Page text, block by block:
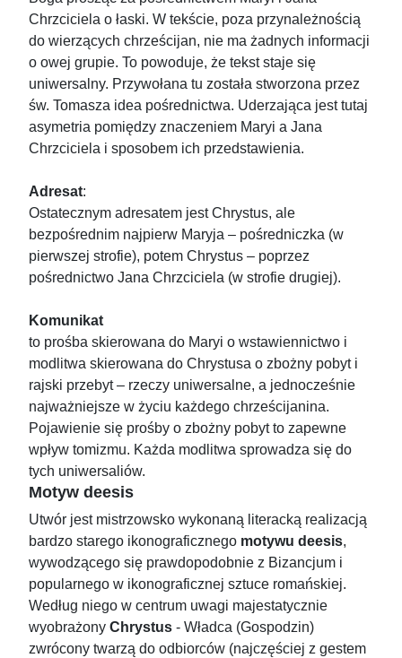
Chrzciciela o łaski. W tekście, poza przynależnością
do wierzących chrześcijan, nie ma żadnych informacji
o owej grupie. To powoduje, że tekst staje się
uniwersalny. Przywołana tu została stworzona przez
św. Tomasza idea pośrednictwa. Uderzająca jest tutaj
asymetria pomiędzy znaczeniem Maryi a Jana
Chrzciciela i sposobem ich przedstawienia.
Adresat:
Ostatecznym adresatem jest Chrystus, ale
bezpośrednim najpierw Maryja – pośredniczka (w
pierwszej strofie), potem Chrystus – poprzez
pośrednictwo Jana Chrzciciela (w strofie drugiej).
Komunikat
to prośba skierowana do Maryi o wstawiennictwo i
modlitwa skierowana do Chrystusa o zbożny pobyt i
rajski przebyt – rzeczy uniwersalne, a jednocześnie
najważniejsze w życiu każdego chrześcijanina.
Pojawienie się prośby o zbożny pobyt to zapewne
wpływ tomizmu. Każda modlitwa sprowadza się do
tych uniwersaliów.
Motyw deesis
Utwór jest mistrzowsko wykonaną literacką realizacją
bardzo starego ikonograficznego motywu deesis,
wywodzącego się prawdopodobnie z Bizancjum i
popularnego w ikonograficznej sztuce romańskiej.
Według niego w centrum uwagi majestatycznie
wyobrażony Chrystus - Władca (Gospodzin)
zwrócony twarzą do odbiorców (najczęściej z gestem